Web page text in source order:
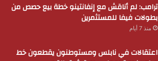
ترامب: لم أناقش مع إنفانتينو خطة بيع حصص من
بطولات فيفا للمستثمرين
منذ 7 أيام
اعتقالات في نابلس ومستوطنون يقطعون خط